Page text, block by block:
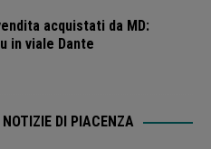
acquistati da MD:
in viale Dante
DI PIACENZA